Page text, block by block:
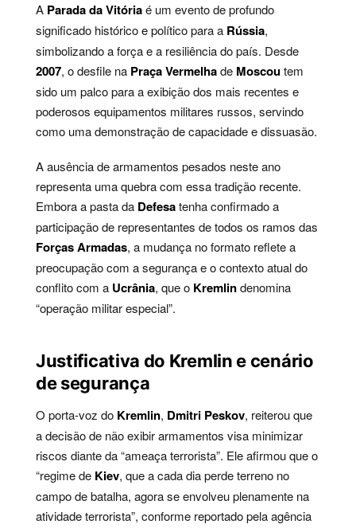
A Parada da Vitóriaé um evento de profundo
significado histórico e político para a Rússia,
simbolizando a força e a resiliência do país. Desde
2007, o desfile na Praça Vermelhade Moscoutem
sido um palco para a exibição dos mais recentes e
poderosos equipamentos militares russos, servindo
como uma demonstração de capacidade e dissuasão.
A ausência de armamentos pesados neste ano
representa uma quebra com essa tradição recente.
Embora a pasta da Defesatenha confirmado a
participação de representantes de todos os ramos das
Forças Armadas, a mudança no formato reflete a
preocupação com a segurança e o contexto atual do
conflito com a Ucrânia, que o Kremlindenomina
“operação militar especial”.
Justificativa do Kremlin e cenário
de segurança
O porta-voz do Kremlin, Dmitri Peskov, reiterou que
a decisão de não exibir armamentos visa minimizar
riscos diante da “ameaça terrorista”. Ele afirmou que o
“regime de Kiev, que a cada dia perde terreno no
campo de batalha, agora se envolveu plenamente na
atividade terrorista”, conforme reportado pela agência